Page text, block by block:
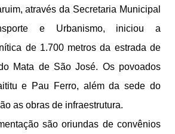
através da Secretaria Municipal
e Urbanismo, iniciou a
de 1.700 metros da estrada de
Mata de São José. Os povoados
e Pau Ferro, além da sede do
as obras de infraestrutura.
são oriundas de convênios